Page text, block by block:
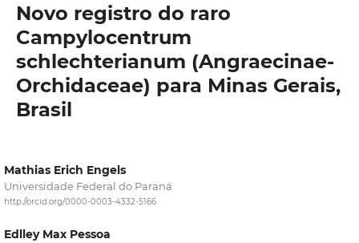
Novo registro do raro
Campylocentrum
schlechterianum (Angraecinae-
Orchidaceae) para Minas Gerais,
Brasil
Mathias Erich Engels
Universidade Federal do Paraná
http://orcid.org/0000-0003-4332-5166
Edlley Max Pessoa